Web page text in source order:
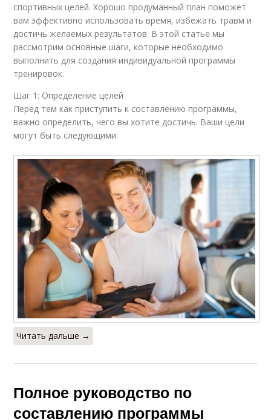
спортивных целей. Хорошо продуманный план поможет
вам эффективно использовать время, избежать травм и
достичь желаемых результатов. В этой статье мы
рассмотрим основные шаги, которые необходимо
выполнить для создания индивидуальной программы
тренировок.
Шаг 1: Определение целей
Перед тем как приступить к составлению программы,
важно определить, чего вы хотите достичь. Ваши цели
могут быть следующими:
Читать дальше →
Полное руководство по
составлению программы